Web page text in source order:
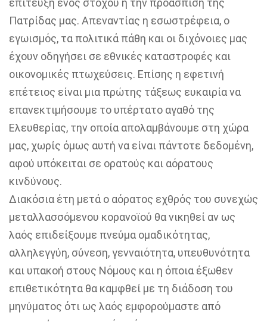
επίτευξη ενός στόχου ή την προάσπιση της
Πατρίδας μας. Απεναντίας η εσωστρέφεια, ο
εγωισμός, τα πολιτικά πάθη και οι διχόνοιες μας
έχουν οδηγήσει σε εθνικές καταστροφές και
οικονομικές πτωχεύσεις. Επίσης η εφετινή
επέτειος είναι μια πρώτης τάξεως ευκαιρία να
επανεκτιμήσουμε το υπέρτατο αγαθό της
Ελευθερίας, την οποία απολαμβάνουμε στη χώρα
μας, χωρίς όμως αυτή να είναι πάντοτε δεδομένη,
αφού υπόκειται σε ορατούς και αόρατους
κινδύνους.
Διακόσια έτη μετά ο αόρατος εχθρός του συνεχώς
μεταλλασσόμενου κορανοϊού θα νικηθεί αν ως
λαός επιδείξουμε πνεύμα ομαδικότητας,
αλληλεγγύη, σύνεση, γενναιότητα, υπευθυνότητα
και υπακοή στους Νόμους και η όποια έξωθεν
επιθετικότητα θα καμφθεί με τη διάδοση του
μηνύματος ότι ως λαός εμφορούμαστε από